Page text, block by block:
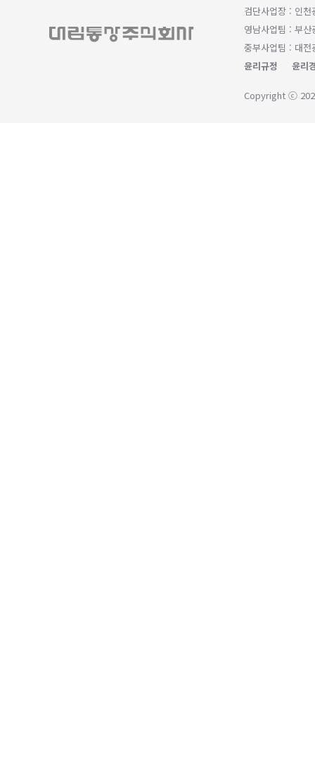
검단사업장 : 인
영남사업팀 : 부
중부사업팀 : 대
윤리규정
윤리
Copyright ⓒ